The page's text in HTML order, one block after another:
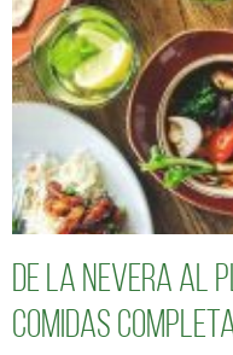
De la nevera al
comidas